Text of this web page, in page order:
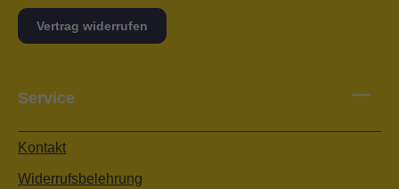
Vertrag widerrufen
Service
Kontakt
Widerrufsbelehrung